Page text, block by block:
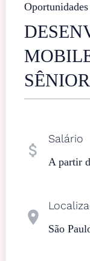
SÊNIOR
attach_money
Salário
A partir
location_on
São